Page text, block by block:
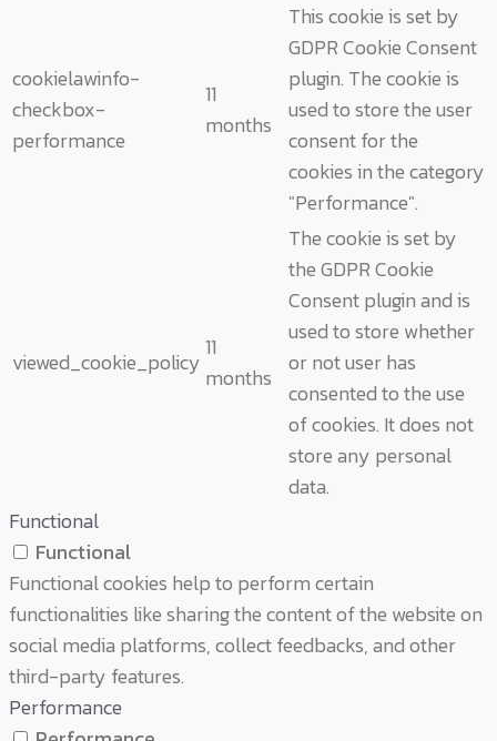
cookielawinfo-
checkbox-
performance
11
months
This cookie is set by
GDPR Cookie Consent
plugin. The cookie is
used to store the user
consent for the
cookies in the category
"Performance".
viewed_cookie_policy
11
months
The cookie is set by
the GDPR Cookie
Consent plugin and is
used to store whether
or not user has
consented to the use
of cookies. It does not
store any personal
data.
Functional
Functional
Functional cookies help to perform certain
functionalities like sharing the content of the website on
social media platforms, collect feedbacks, and other
third-party features.
Performance